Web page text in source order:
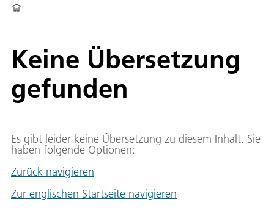
Keine Übersetzung
gefunden
Es gibt leider keine Übersetzung zu diesem Inhalt. Sie
haben folgende Optionen:
Zurück navigieren
Zur englischen Startseite navigieren